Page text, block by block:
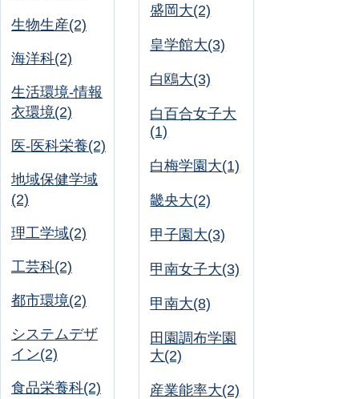
生物生産(2)
海洋科(2)
生活環境-情報
衣環境(2)
医-医科栄養(2)
地域保健学域
(2)
理工学域(2)
工芸科(2)
都市環境(2)
システムデザ
イン(2)
食品栄養科(2)
盛岡大(2)
皇学館大(3)
白鴎大(3)
白百合女子大
(1)
白梅学園大(1)
畿央大(2)
甲子園大(3)
甲南女子大(3)
甲南大(8)
田園調布学園
大(2)
産業能率大(2)